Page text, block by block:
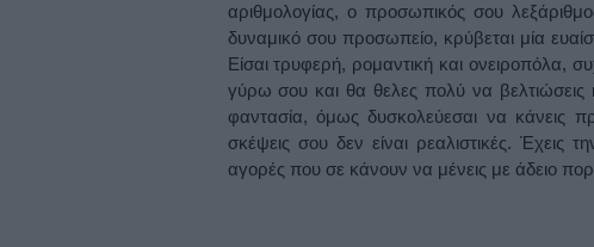
αριθμολογίας, ο προσωπικός σου
δυναμικό σου προσωπείο, κρύβεται μία
Είσαι τρυφερή, ρομαντική και ονειροπόλα,
γύρω σου και θα θελες πολύ να
φαντασία, όμως δυσκολεύεσαι να κάνεις
σκέψεις σου δεν είναι ρεαλιστικές.
αγορές που σε κάνουν να μένεις με άδειο